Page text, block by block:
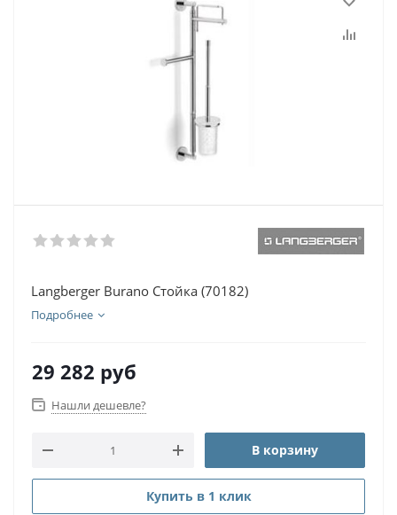
Langberger Burano Стойка (70182)
Подробнее
29 282 руб
Нашли дешевле?
В корзину
Купить в 1 клик